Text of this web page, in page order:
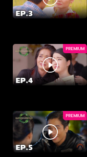
PREMIUM
PREMIUM